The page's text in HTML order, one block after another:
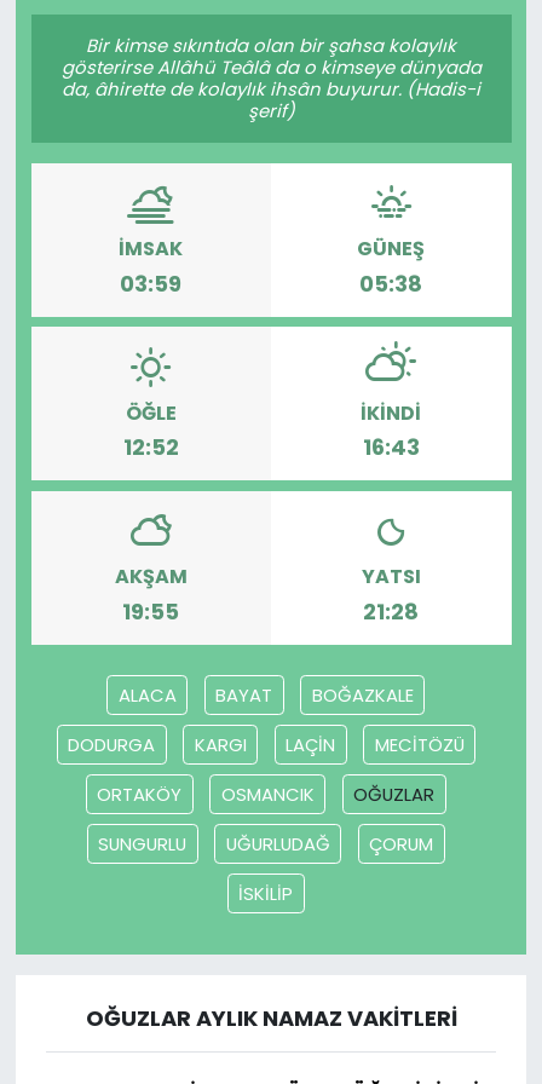
Bir kimse sıkıntıda olan bir şahsa kolaylık
gösterirse Allâhü Teâlâ da o kimseye dünyada
da, âhirette de kolaylık ihsân buyurur. (Hadis-i
şerif)
İMSAK
03:59
GÜNEŞ
05:38
ÖĞLE
12:52
İKINDI
16:43
AKŞAM
19:55
YATSI
21:28
ALACA BAYAT
BOĞAZKALE
DODURGA
KARGI LAÇİN
MECİTÖZÜ
ORTAKÖY
OSMANCIK
OĞUZLAR
SUNGURLU
UĞURLUDAĞ
ÇORUM
İSKİLİP
OĞUZLAR AYLIK NAMAZ VAKITLERI
Gündem
KKTC
KKTC YEREL SEÇİM 2018
Kültür Sanat
Magazin
Nöbetçi Eczaneler
Otomobil Dünyası
Politika
SAĞLIK
Teknoloji
TÜRKiYE
Video Galeri